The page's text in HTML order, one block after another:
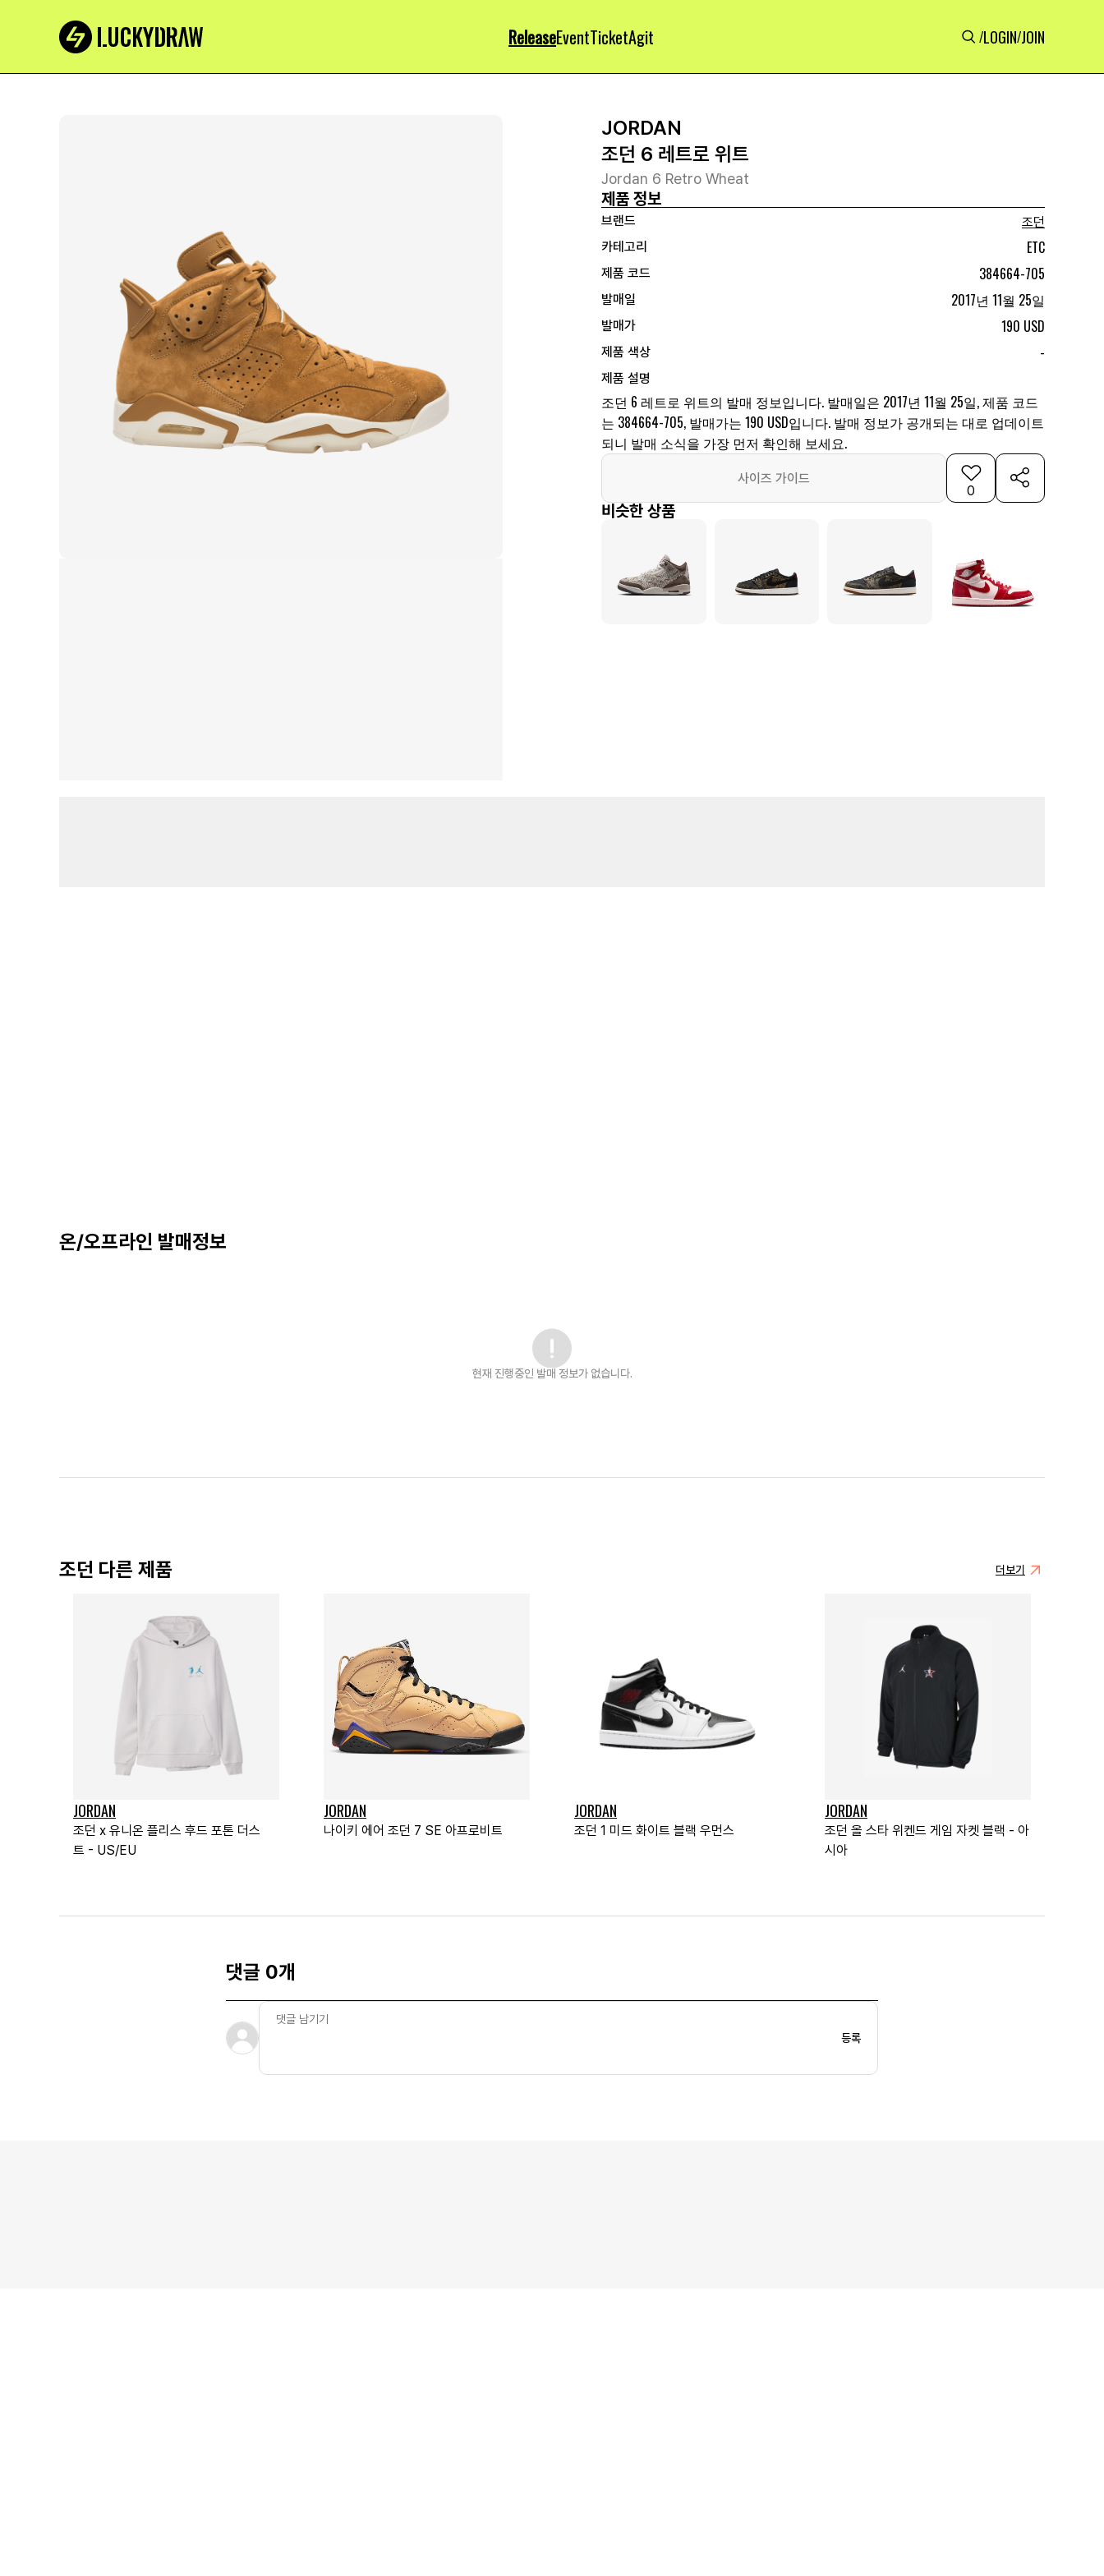
ReleaseEventTicketAgit /LOGIN/JOIN
JORDAN
조던 6 레트로 위트
Jordan 6 Retro Wheat
제품 정보
브랜드
조던
카테고리
ETC
제품 코드 384664-705
발매일 2017년 11월 25일
발매가 190 USD
제품 색상 -
제품 설명
조던 6 레트로 위트의 발매 정보입니다. 발매일은 2017년 11월 25일, 제품 코드
는 384664-705, 발매가는 190 USD입니다. 발매 정보가 공개되는 대로 업데이트
되니 발매 소식을 가장 먼저 확인해 보세요.
사이즈 가이드
0
비슷한 상품
온/오프라인 발매정보
현재 진행중인 발매 정보가 없습니다.
조던 다른 제품 더보기
JORDAN
조던 x 유니온 플리스 후드 포톤 더스
트 - US/EU
JORDAN
나이키 에어 조던 7 SE 아프로비트
JORDAN
조던 1 미드 화이트 블랙 우먼스
JORDAN
조던 올 스타 위켄드 게임 자켓 블랙 - 아
시아
댓글 0개
등록